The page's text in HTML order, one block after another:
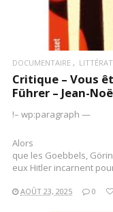
DOCUMENTAIRE
Critique – Vous
Führer – Jean-
!– wp:paragraph —
Alors
que les Goebbels,
eux Hitler incarnent
AOÛT 23, 2025 0